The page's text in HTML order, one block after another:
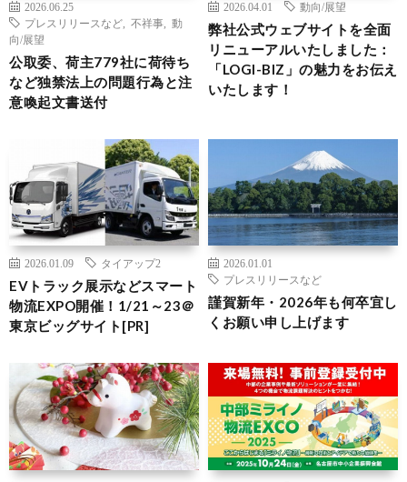
2026.06.25
プレスリリースなど
不祥事
動
向/展望
公取委、荷主779社に荷待ち
など独禁法上の問題行為と注
意喚起文書送付
2026.04.01 動向/展望
弊社公式ウェブサイトを全面
リニューアルいたしました：
「LOGI-BIZ」の魅力をお伝え
いたします！
2026.01.09 タイアップ2
EVトラック展示などスマート
物流EXPO開催！1/21～23＠
東京ビッグサイト[PR]
2026.01.01
プレスリリースなど
謹賀新年・2026年も何卒宜し
くお願い申し上げます